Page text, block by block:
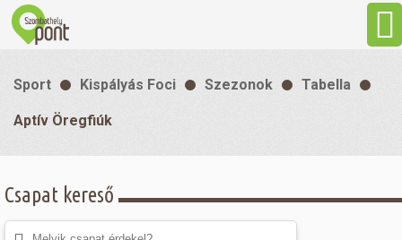
Programok
Gasztronómia
Sport Kispályás Foci Szezonok Tabella
Aptív Öregfiúk
Csapat kereső